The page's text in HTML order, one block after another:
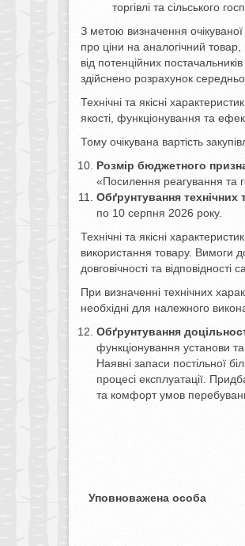
торгівлі та сільського
З метою визначення
про ціни на аналогічний
від потенційних
здійснено розрахунок
Технічні та якісні
якості, функціонування та
Тому очікувана вартість
Розмір бюджетного
«Посилення реагування та
Обґрунтування технічних
по 10 серпня 2026 року.
Технічні та якісні
використання товару. Вимоги
довговічності та відповідності
При визначенні технічних
необхідні для належного
Обґрунтування
функціонування установи та
Наявні запаси постільної
процесі експлуатації.
та комфорт умов
Уповноважена особа